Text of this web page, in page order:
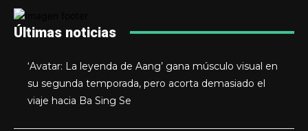
Últimas noticias
‘Avatar: La leyenda de Aang’ gana músculo visual en
su segunda temporada, pero acorta demasiado el
viaje hacia Ba Sing Se